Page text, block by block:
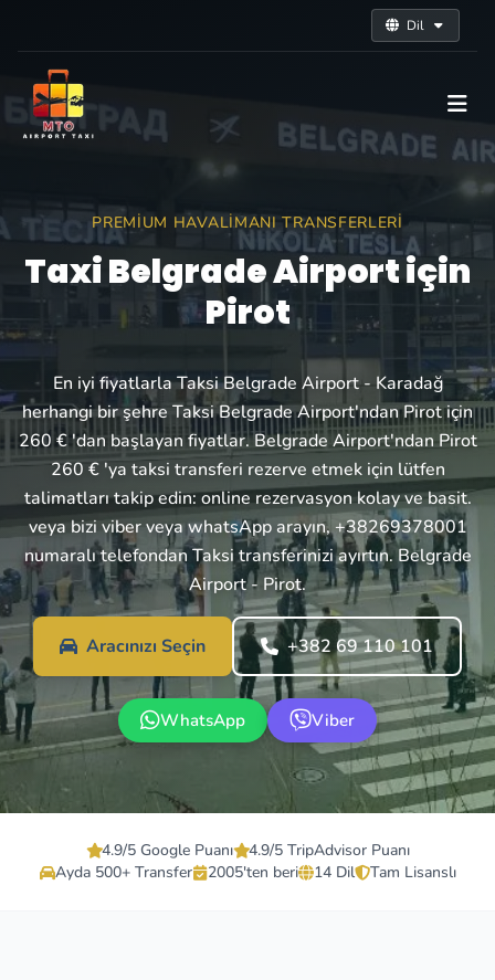
Dil
PREMIUM HAVALIMANI TRANSFERLERI
Taxi Belgrade Airport için
Pirot
En iyi fiyatlarla Taksi Belgrade Airport - Karadağ
herhangi bir şehre Taksi Belgrade Airport'ndan Pirot için
260 € 'dan başlayan fiyatlar. Belgrade Airport'ndan Pirot
260 € 'ya taksi transferi rezerve etmek için lütfen
talimatları takip edin: online rezervasyon kolay ve basit.
veya bizi viber veya whatsApp arayın, +38269378001
numaralı telefondan Taksi transferinizi ayırtın. Belgrade
Airport - Pirot.
Aracınızı Seçin +382 69 110 101
WhatsApp Viber
4.9/5 Google Puanı
4.9/5 TripAdvisor Puanı
Ayda 500+ Transfer
2005'ten beri 14 Dil Tam Lisanslı